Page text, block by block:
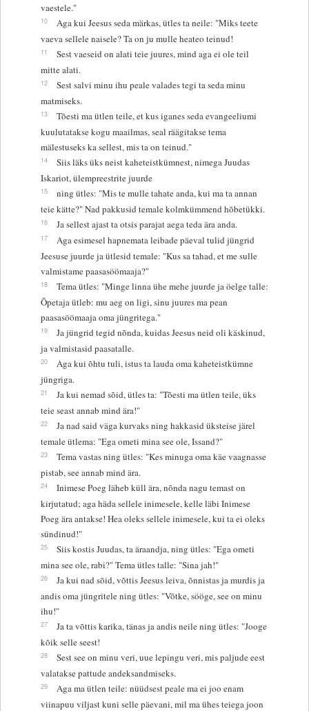
vaestele."
10
Aga kui Jeesus seda märkas, ütles ta neile: "Miks teete
vaeva sellele naisele? Ta on ju mulle heateo teinud!
11
Sest vaeseid on alati teie juures, mind aga ei ole teil
mitte alati.
12
Sest salvi minu ihu peale valades tegi ta seda minu
matmiseks.
13
Tõesti ma ütlen teile, et kus iganes seda evangeeliumi
kuulutatakse kogu maailmas, seal räägitakse tema
mälestuseks ka sellest, mis ta on teinud."
14
Siis läks üks neist kaheteistkümnest, nimega Juudas
Iskariot, ülempreestrite juurde
15
ning ütles: "Mis te mulle tahate anda, kui ma ta annan
teie kätte?" Nad pakkusid temale kolmkümmend hõbetükki.
16 Ja sellest ajast ta otsis parajat aega teda ära anda.
17
Aga esimesel hapnemata leibade päeval tulid jüngrid
Jeesuse juurde ja ütlesid temale: "Kus sa tahad, et me sulle
valmistame paasasöömaaja?"
18
Tema ütles: "Minge linna ühe mehe juurde ja öelge talle:
Õpetaja ütleb: mu aeg on ligi, sinu juures ma pean
paasasöömaaja oma jüngritega."
19
Ja jüngrid tegid nõnda, kuidas Jeesus neid oli käskinud,
ja valmistasid paasatalle.
20
Aga kui õhtu tuli, istus ta lauda oma kaheteistkümne
jüngriga.
21
Ja kui nemad sõid, ütles ta: "Tõesti ma ütlen teile, üks
teie seast annab mind ära!"
22
Ja nad said väga kurvaks ning hakkasid üksteise järel
temale ütlema: "Ega ometi mina see ole, Issand?"
23
Tema vastas ning ütles: "Kes minuga oma käe vaagnasse
pistab, see annab mind ära.
24
Inimese Poeg läheb küll ära, nõnda nagu temast on
kirjutatud; aga häda sellele inimesele, kelle läbi Inimese
Poeg ära antakse! Hea oleks sellele inimesele, kui ta ei oleks
sündinud!"
25
Siis kostis Juudas, ta äraandja, ning ütles: "Ega ometi
mina see ole, rabi?" Tema ütles talle: "Sina jah!"
26
Ja kui nad sõid, võttis Jeesus leiva, õnnistas ja murdis ja
andis oma jüngritele ning ütles: "Võtke, sööge, see on minu
ihu!"
27
Ja ta võttis karika, tänas ja andis neile ning ütles: "Jooge
kõik selle seest!
28
Sest see on minu veri, uue lepingu veri, mis paljude eest
valatakse pattude andeksandmiseks.
29
Aga ma ütlen teile: nüüdsest peale ma ei joo enam
viinapuu viljast kuni selle päevani, mil ma ühes teiega joon